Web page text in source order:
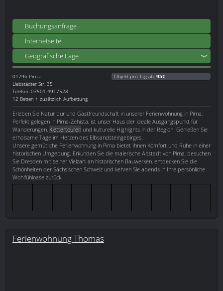
Buchungsanfrage
Internetseite
Geografische Lage
01796 Pirna
Liebstädter Str. 35
Telefon: 03501 4917528
12 Betten + zusätzlich Aufbettung
Objekt pro Tag ab: 95€
Erleben Sie Natur pur und Gastfreundschaft in unserer Ferienwohnung in Pirna.
Perfekt gelegen in Pirna-Zehista, ist unser Haus der ideale Ausgangspunkt für
Wanderungen, Klettertouren und kulturelle Highlights in der Region. Genießen Sie
erholsame Tage im Herzen des Elbsandsteingebirges.
Unsere gemütliche Ferienwohnung in Pirna bietet Ihnen Komfort und Ruhe in einer
historischen Umgebung. Erkunden Sie die malerische Altstadt von Pirna, besuchen
Sie Dresden mit seiner Vielzahl an historischen Bauwerken, entdecken Sie die
Schönheiten der Sächsischen Schweiz und kehren Sie abends in Ihre persönliche
Wohlfühloase zurück.
Ferienwohnung Thomas